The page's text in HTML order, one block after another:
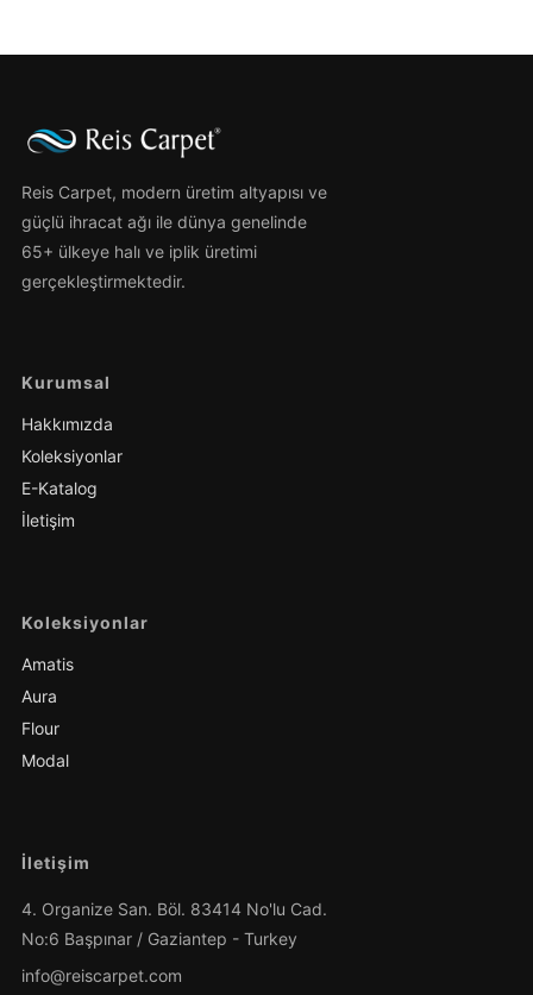
Reis Carpet, modern üretim altyapısı ve
güçlü ihracat ağı ile dünya genelinde
65+ ülkeye halı ve iplik üretimi
gerçekleştirmektedir.
Kurumsal
Hakkımızda
Koleksiyonlar
E-Katalog
İletişim
Koleksiyonlar
Amatis
Aura
Flour
Modal
İletişim
4. Organize San. Böl. 83414 No'lu Cad.
No:6 Başpınar / Gaziantep - Turkey
info@reiscarpet.com